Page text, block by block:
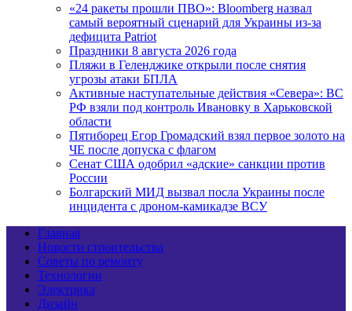
«24 ракеты прошли ПВО»: Bloomberg назвал
самый вероятный сценарий для Украины из-за
дефицита Patriot
Праздники 8 августа 2026 года
Пляжи в Геленджике открыли после снятия
угрозы атаки БПЛА
Активные наступательные действия «Севера»: ВС
РФ взяли под контроль Ивановку в Харьковской
области
Пятиборец Егор Громадский взял первое золото на
ЧЕ после допуска с флагом
Сенат США одобрил «адские» санкции против
России
Болгарский МИД вызвал посла Украины после
инцидента с дроном-камикадзе ВСУ
Главная
Новости строительства
Советы по ремонту
Технологии
Электрика
Дизайн